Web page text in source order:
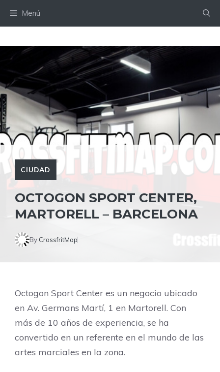
Menú
CIUDAD
OCTOGON SPORT CENTER,
MARTORELL – BARCELONA
By CrossfritMap
Octogon Sport Center es un negocio ubicado
en Av. Germans Martí, 1 en Martorell. Con
más de 10 años de experiencia, se ha
convertido en un referente en el mundo de las
artes marciales en la zona.